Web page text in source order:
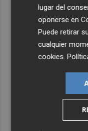
lugar del
oponerse en
Puede retirar
cualquier
cookies .